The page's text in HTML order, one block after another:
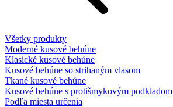
Všetky produkty
Moderné kusové behúne
Klasické kusové behúne
Kusové behúne so strihaným vlasom
Tkané kusové behúne
Kusové behúne s protišmykovým podkladom
Podľa miesta určenia